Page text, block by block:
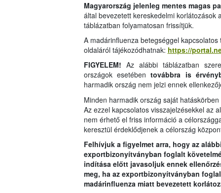
Magyarország jelenleg mentes magas
által bevezetett kereskedelmi korlátozások
táblázatban folyamatosan frissítjük.
A madárinfluenza betegséggel
oldaláról tájékozódhatnak: https://
FIGYELEM! Az alábbi táblázatban
országok esetébentovábbra is
harmadik ország nem jelzi ennek
Minden harmadik ország saját
Az ezzel kapcsolatos visszajelzésekkel az
nem érhető el friss információ a
keresztül érdeklődjenek a célország
Felhívjuk a figyelmet arra, hogy az
exportbizonyítványban foglalt
indítása előtt javasoljuk ennek
meg, ha az exportbizonyítványban
madárinfluenza miatt bevezetett